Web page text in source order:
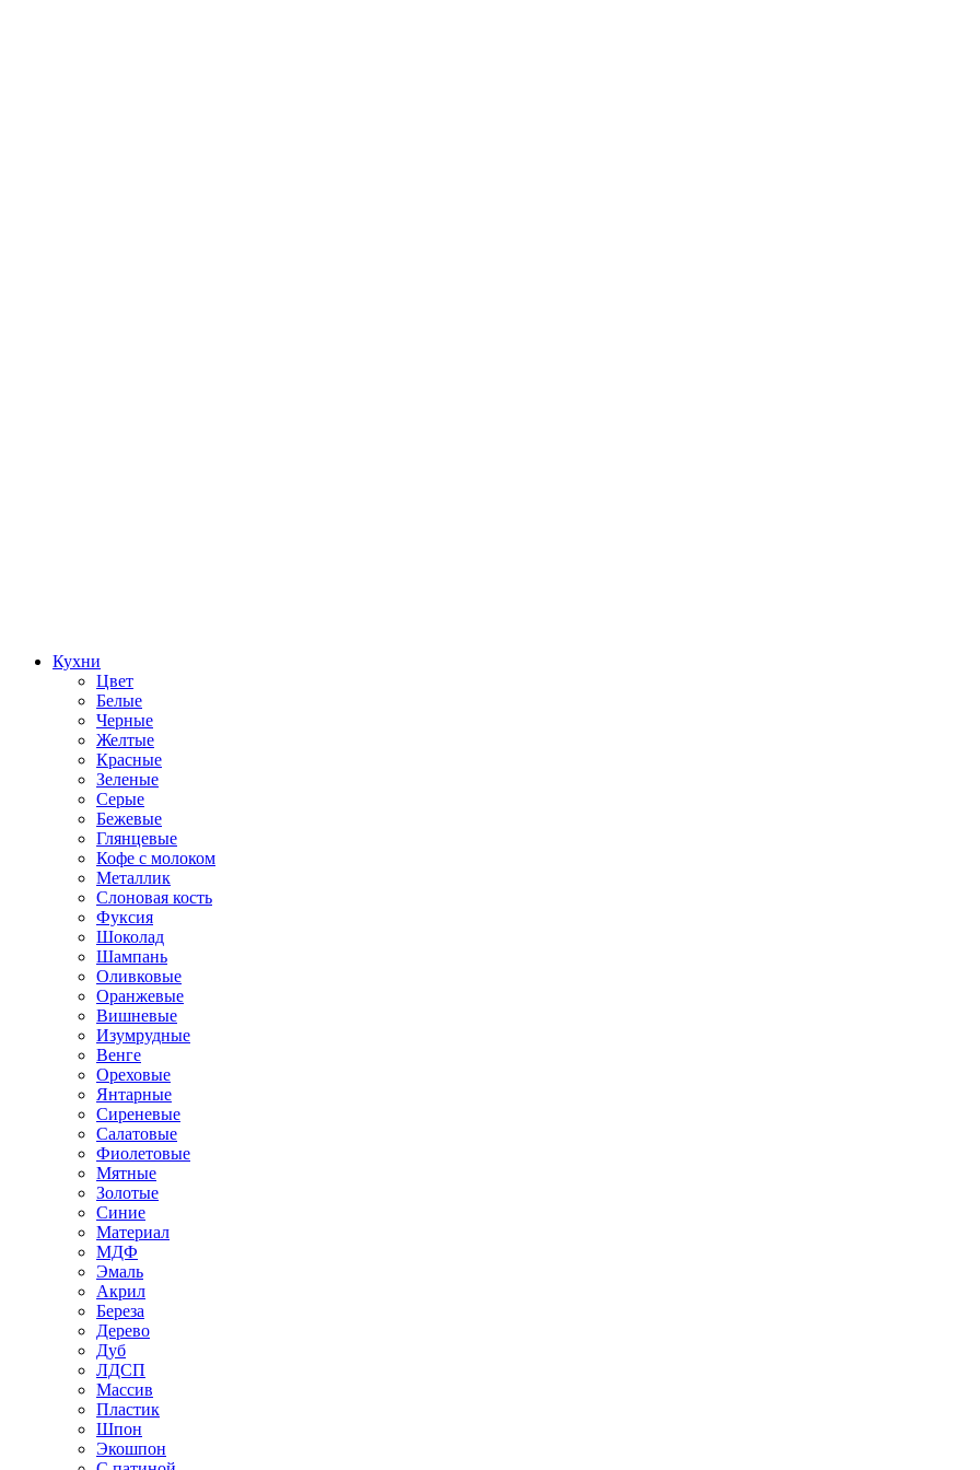
Кухни
Цвет
Белые
Черные
Желтые
Красные
Зеленые
Серые
Бежевые
Глянцевые
Кофе с молоком
Металлик
Слоновая кость
Фуксия
Шоколад
Шампань
Оливковые
Оранжевые
Вишневые
Изумрудные
Венге
Ореховые
Янтарные
Сиреневые
Салатовые
Фиолетовые
Мятные
Золотые
Синие
Материал
МДФ
Эмаль
Акрил
Береза
Дерево
Дуб
ЛДСП
Массив
Пластик
Шпон
Экошпон